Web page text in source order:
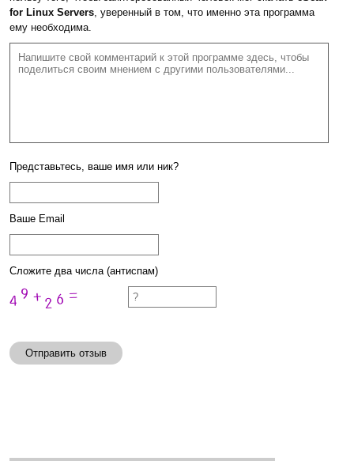
for Linux Servers, уверенный в том, что именно эта программа
ему необходима.
Представьтесь, ваше имя или ник?
Ваше Email
Сложите два числа (антиспам)
Отправить отзыв